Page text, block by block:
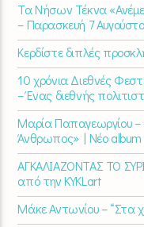
Τα Νήσων Τέκνα
– Παρασκευή 7
Κερδίστε διπλές
10 χρόνια Διεθνές
– Ένας διεθνής
Μαρία Παπαγεωργίου –
Άνθρωπος» | Νέο album
ΑΓΚΑΛΙΑΖΟΝΤΑΣ ΤΟ
από την KYKLart
Μάκε Αντωνίου – “Στα